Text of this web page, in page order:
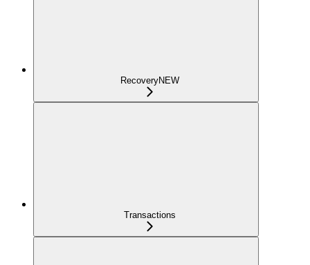
RecoveryNEW
Transactions